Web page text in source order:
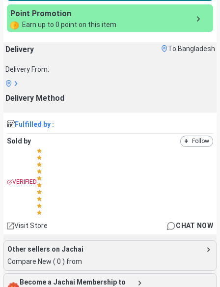
Point Promotion
Earn up to 0 point on this item
Delivery To Bangladesh
Delivery From:
Delivery Method
Fulfilled by :
Sold by + Follow
VERIFIED
Visit Store CHAT NOW
Other sellers on Jachai
Compare New ( 0 ) from
Become a Jachai Membership to